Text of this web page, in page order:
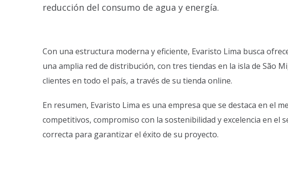
reducción del consumo de agua y energía.
Con una estructura moderna y eficiente, Evaristo Lima busca
una amplia red de distribución, con tres tiendas en la isla de São
clientes en todo el país, a través de su tienda online.
En resumen, Evaristo Lima es una empresa que se destaca en el
competitivos, compromiso con la sostenibilidad y excelencia en el
correcta para garantizar el éxito de su proyecto.